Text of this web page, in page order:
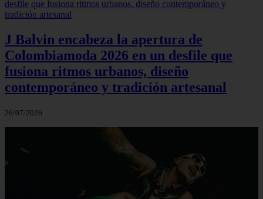
J Balvin encabeza la apertura de
Colombiamoda 2026 en un desfile que
fusiona ritmos urbanos, diseño
contemporáneo y tradición artesanal
26/07/2026